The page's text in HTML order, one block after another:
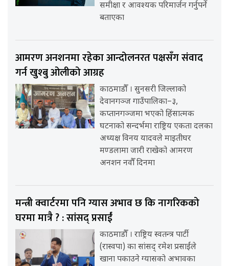
समीक्षा र आवश्यक परिमार्जन गर्नुपर्ने
बताएका
आमरण अनशनमा रहेका आन्दोलनरत पक्षसँग संवाद
गर्न खुश्बु ओलीको आग्रह
काठमाडौँ । सुनसरी जिल्लाको
देवानगञ्ज गाउँपालिका–३,
कप्तानगञ्जमा भएको हिंसात्मक
घटनाको सन्दर्भमा राष्ट्रिय एकता दलका
अध्यक्ष विनय यादवले माइतीघर
मण्डलामा जारी राखेको आमरण
अनशन नवौँ दिनमा
मन्त्री क्वार्टरमा पनि ग्यास अभाव छ कि नागरिकको
घरमा मात्रै ? : सांसद् प्रसाईं
काठमाडौँ । राष्ट्रिय स्वतन्त्र पार्टी
(रास्वपा) का सांसद् रमेश प्रसाईंले
खाना पकाउने ग्यासको अभावका